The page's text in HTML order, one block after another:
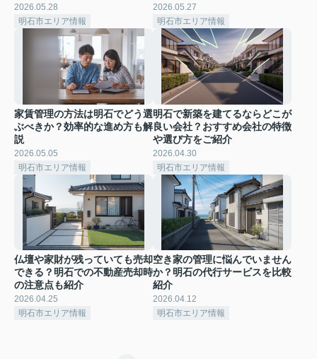
2026.05.28
明石市エリア情報
2026.05.27
明石市エリア情報
家賃管理の方法は明石でどう選
ぶべきか？効率的な進め方も解
説
2026.05.05
明石市エリア情報
明石で新築を建てるならどこが
良い会社？おすすめ会社の特徴
や選び方をご紹介
2026.04.30
明石市エリア情報
仏壇や家財が残っていても売却
できる？明石での不動産売却時
の注意点も紹介
2026.04.25
明石市エリア情報
空き家の管理に悩んでいません
か？明石の代行サービスを比較
紹介
2026.04.12
明石市エリア情報